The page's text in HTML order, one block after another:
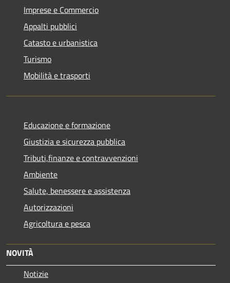
Imprese e Commercio
Appalti pubblici
Catasto e urbanistica
Turismo
Mobilità e trasporti
Educazione e formazione
Giustizia e sicurezza pubblica
Tributi,finanze e contravvenzioni
Ambiente
Salute, benessere e assistenza
Autorizzazioni
Agricoltura e pesca
NOVITÀ
Notizie